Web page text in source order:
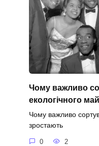
Чому важливо
екологічного
Чому важливо
зростають
0 2